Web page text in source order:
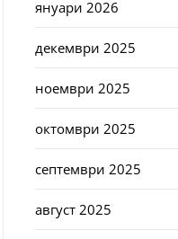
януари 2026
декември 2025
ноември 2025
октомври 2025
септември 2025
август 2025